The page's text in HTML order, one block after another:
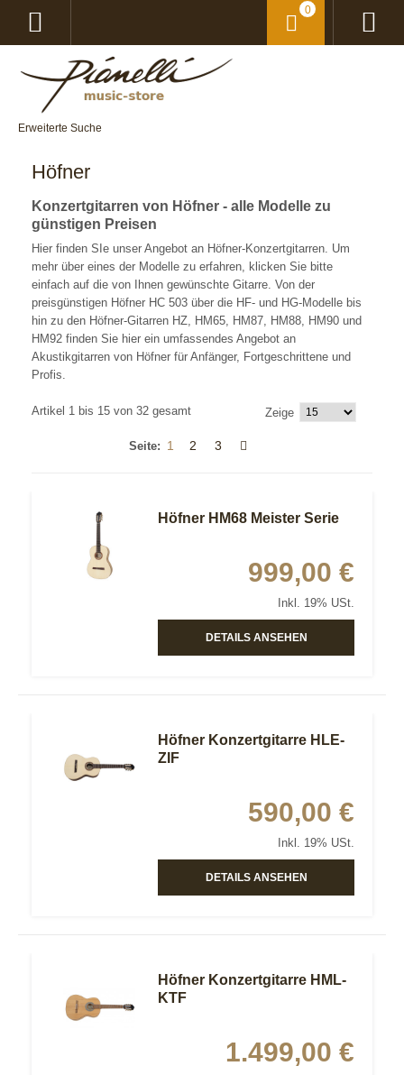
Erweiterte Suche
0
Höfner
Konzertgitarren von Höfner - alle Modelle zu
günstigen Preisen
Hier finden SIe unser Angebot an Höfner-Konzertgitarren. Um
mehr über eines der Modelle zu erfahren, klicken Sie bitte
einfach auf die von Ihnen gewünschte Gitarre. Von der
preisgünstigen Höfner HC 503 über die HF- und HG-Modelle bis
hin zu den Höfner-Gitarren HZ, HM65, HM87, HM88, HM90 und
HM92 finden Sie hier ein umfassendes Angebot an
Akustikgitarren von Höfner für Anfänger, Fortgeschrittene und
Profis.
Artikel 1 bis 15 von 32 gesamt Zeige
Seite: 1 2 3
Höfner HM68 Meister Serie
999,00 €
Inkl. 19% USt.
DETAILS ANSEHEN
Höfner Konzertgitarre HLE-
ZIF
590,00 €
Inkl. 19% USt.
DETAILS ANSEHEN
Höfner Konzertgitarre HML-
KTF
1.499,00 €